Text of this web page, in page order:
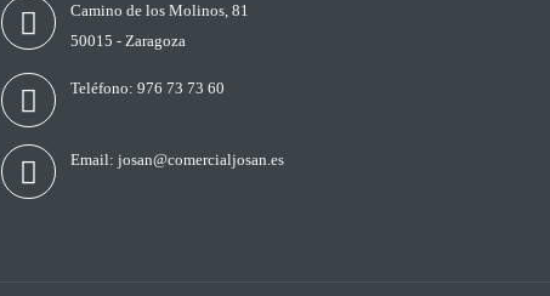
Camino de los Molinos, 81
50015 - Zaragoza
Teléfono: 976 73 73 60
Email: josan@comercialjosan.es